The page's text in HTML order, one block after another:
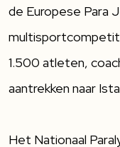
de Europese Para
1.500 atleten,
aantrekken naar
Het Nationaal